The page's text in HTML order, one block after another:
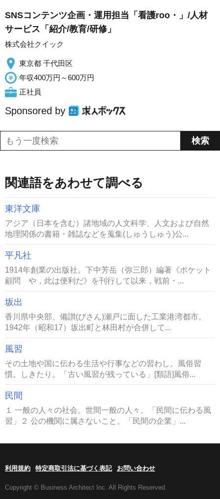
SNSコンテンツ企画・運用担当「看護roo・」/人材
サービス「紹介/教育/研修」
株式会社クイック
東京都 千代田区
年収400万円～600万円
正社員
Sponsored by
関連語をあわせて調べる
東洋文庫
アジア（日本を含む）諸地域の人文科学、人文および自然
地理関係の書籍・雑誌などを蒐集(しゅうしゅう)公...
平凡社
1914年創業の出版社。下中芳岳（弥三郎）編著《ポケット
顧問 や，此は便利だ》を刊行して以来，戦前・...
坂出
香川県中央部、備讃(びさん)瀬戸に面した工業港湾都市。
1942年（昭和17）坂出町と林田村が合併して...
風習
その土地や国に伝わる生活や行事などの習わし。風俗習
慣。しきたり。「古い風習が残っている」[類語]風俗...
民間
１ 一般の人々の社会。世間一般の人々。「民間に伝わる風
習」２ 公の機関に属さないこと。「民間の企業」...
利用規約 特定商取引法に基づく表記 お問い合わせ
Copyright © Business Architect Inc. All Rights Reserved.